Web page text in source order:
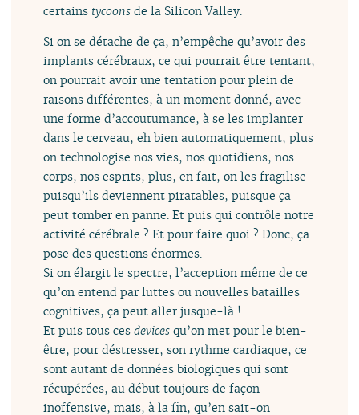
certains tycoons de la Silicon Valley.
Si on se détache de ça, n’empêche qu’avoir des
implants cérébraux, ce qui pourrait être tentant,
on pourrait avoir une tentation pour plein de
raisons différentes, à un moment donné, avec
une forme d’accoutumance, à se les implanter
dans le cerveau, eh bien automatiquement, plus
on technologise nos vies, nos quotidiens, nos
corps, nos esprits, plus, en fait, on les fragilise
puisqu’ils deviennent piratables, puisque ça
peut tomber en panne. Et puis qui contrôle notre
activité cérébrale ? Et pour faire quoi ? Donc, ça
pose des questions énormes.
Si on élargit le spectre, l’acception même de ce
qu’on entend par luttes ou nouvelles batailles
cognitives, ça peut aller jusque-là !
Et puis tous cesdevices qu’on met pour le bien-
être, pour déstresser, son rythme cardiaque, ce
sont autant de données biologiques qui sont
récupérées, au début toujours de façon
inoffensive, mais, à la fin, qu’en sait-on